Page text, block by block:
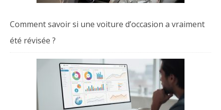
Comment savoir si une voiture d’occasion a vraiment
été révisée ?